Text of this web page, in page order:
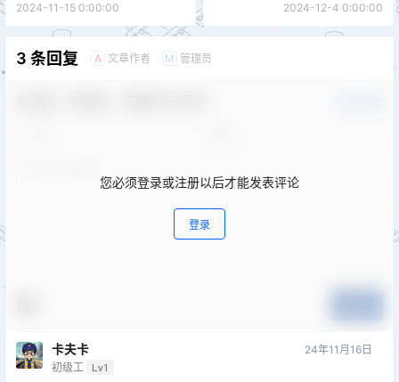
2024-11-15 0:00:00 2024-12-4 0:00:00
3 条回复 A 文章作者 M 管理员
您必须登录或注册以后才能发表评论
登录
卡夫卡
初级工 Lv1
24年11月16日